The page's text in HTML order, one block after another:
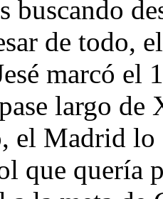
buscando
de todo,
marcó el
largo de
el Madrid lo
que quería